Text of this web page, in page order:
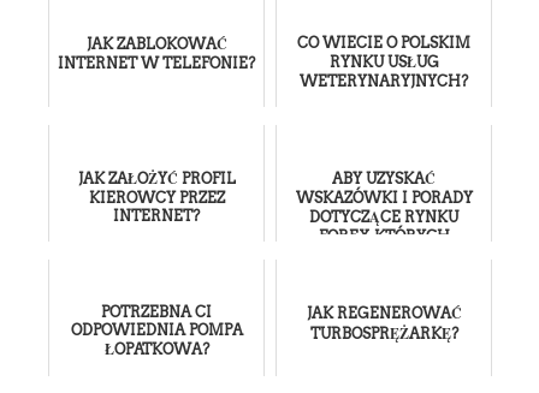
JAK ZABLOKOWAĆ
INTERNET W TELEFONIE?
CO WIECIE O POLSKIM
RYNKU USŁUG
WETERYNARYJNYCH?
JAK ZAŁOŻYĆ PROFIL
KIEROWCY PRZEZ
INTERNET?
ABY UZYSKAĆ
WSKAZÓWKI I PORADY
DOTYCZĄCE RYNKU
FOREX, KTÓRYCH
POTRZEBNA CI
ODPOWIEDNIA POMPA
ŁOPATKOWA?
JAK REGENEROWAĆ
TURBOSPRĘŻARKĘ?